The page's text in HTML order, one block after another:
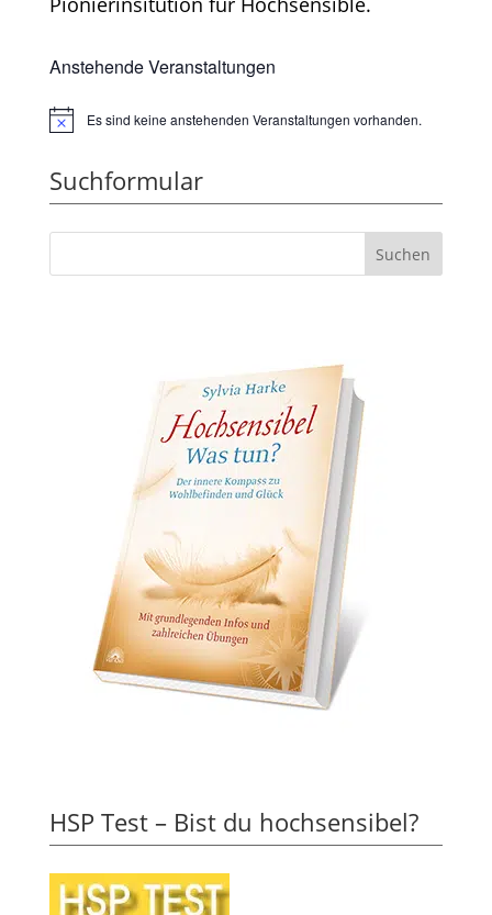
Anstehende Veranstaltungen
HinweisEs sind keine anstehenden Veranstaltungen vorhanden.
Suchformular
HSP Test – Bist du hochsensibel?